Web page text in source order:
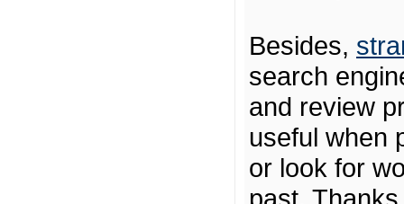
Besides,
search
and review
useful when
or look for